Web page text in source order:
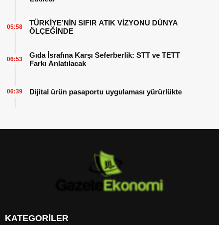
TÜRKİYE’NİN SIFIR ATIK VİZYONU DÜNYA
ÖLÇEĞİNDE
05:58
Gıda İsrafına Karşı Seferberlik: STT ve TETT
Farkı Anlatılacak
06:53
Dijital ürün pasaportu uygulaması yürürlükte
06:39
KATEGORİLER